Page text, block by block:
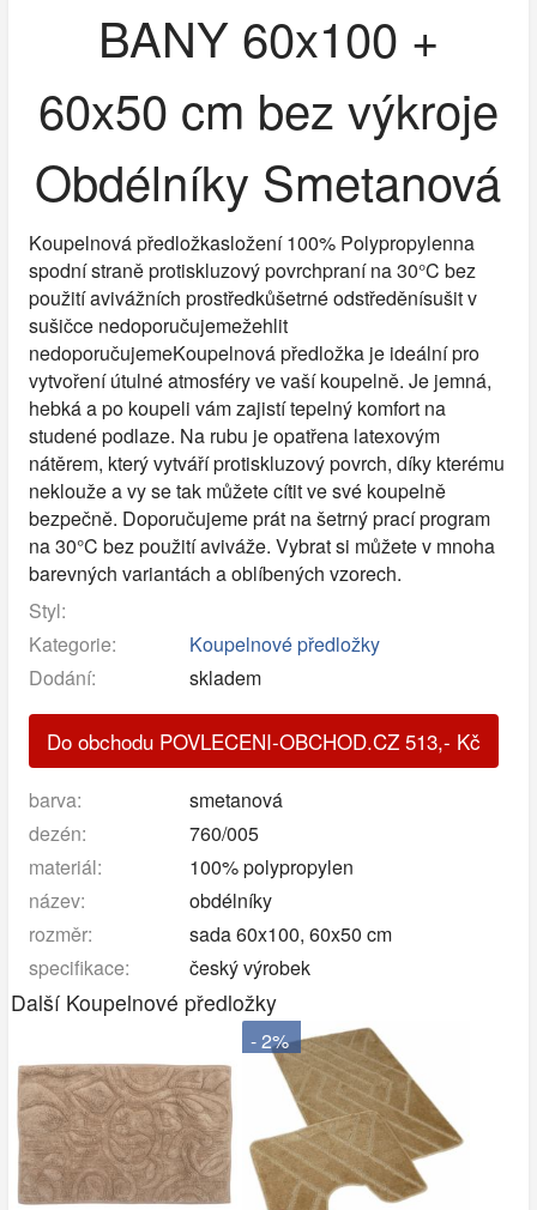
BANY 60x100 +
60x50 cm bez výkroje
Obdélníky Smetanová
Koupelnová předložkasložení 100% Polypropylenna
spodní straně protiskluzový povrchpraní na 30°C bez
použití avivážních prostředkůšetrné odstředěnísušit v
sušičce nedoporučujemežehlit
nedoporučujemeKoupelnová předložka je ideální pro
vytvoření útulné atmosféry ve vaší koupelně. Je jemná,
hebká a po koupeli vám zajistí tepelný komfort na
studené podlaze. Na rubu je opatřena latexovým
nátěrem, který vytváří protiskluzový povrch, díky kterému
neklouže a vy se tak můžete cítit ve své koupelně
bezpečně. Doporučujeme prát na šetrný prací program
na 30°C bez použití aviváže. Vybrat si můžete v mnoha
barevných variantách a oblíbených vzorech.
Styl:
Kategorie:
Koupelnové předložky
Dodání:
skladem
Do obchodu POVLECENI-OBCHOD.CZ 513,- Kč
barva:
smetanová
dezén:
760/005
materiál:
100% polypropylen
název:
obdélníky
rozměr:
sada 60x100, 60x50 cm
specifikace:
český výrobek
Další Koupelnové předložky
- 2%